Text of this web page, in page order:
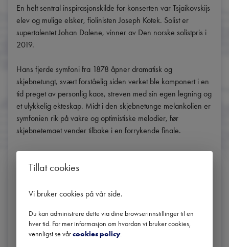
En helt sentral inspirasjonskilde for konserten var Tsjaikovskijs
elev og mulige elsker, fiolinisten Joseph Kotek. Solist er
supertalentet Johan Dalene, vinner av Den norske solistpris i
2019.
Hans fjerde symfoni fra 1878 åpner dramatisk og
skjebnetungt, svært forståelig siden verket ble komponert i en
tid preget av personlig kaos, streven med sin egen legning og
et ulykkelig ekteskap. Midt i den skjebnetunge melankolien er
symfonien rik på vakre og optimistiske melodier, før
skjebnetemaet vender tilbake i en forrykende finale.
Santtu-Matias Rouvali er sjefdirigent for Göteborgs Symfoniker
og tar fra neste sesong over som sjefdirigent for det britiske
TRYGT KONSERTBESØK: Vi vil at konsertbesøket skal være
så trygt som mulig for alle. Derfor følger vi Folkehelseinstituttets
Tillat cookies
Vi bruker cookies på vår side.
Du kan administrere dette via dine browserinnstillinger til en
hver tid. For mer informasjon om hvordan vi bruker cookies,
vennligst se vårcookies policy.